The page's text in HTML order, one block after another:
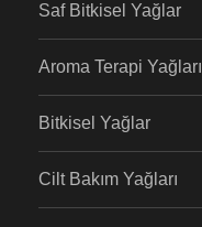
Saf Bitkisel Yağlar
Aroma Terapi Yağları
Bitkisel Yağlar
Cilt Bakım Yağları